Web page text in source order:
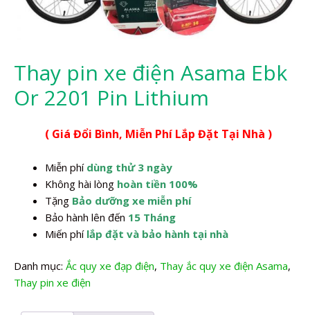
Thay pin xe điện Asama Ebk
Or 2201 Pin Lithium
( Giá Đổi Bình, Miễn Phí Lắp Đặt Tại Nhà )
Miễn phí dùng thử 3 ngày
Không hài lòng hoàn tiền 100%
Tặng Bảo dưỡng xe miễn phí
Bảo hành lên đến 15 Tháng
Miến phí lắp đặt và bảo hành tại nhà
Danh mục: Ắc quy xe đạp điện, Thay ắc quy xe điện Asama,
Thay pin xe điện